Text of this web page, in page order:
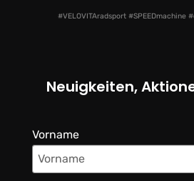
#VELOVITAradsport #SPEEDmachine
Neuigkeiten,
Vorname